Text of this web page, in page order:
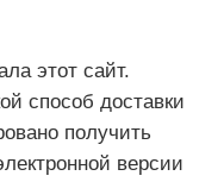
этот сайт.
способ доставки
получить
версии